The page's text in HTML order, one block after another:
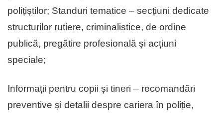
polițiștilor; Standuri tematice – secțiuni dedicate
structurilor rutiere, criminalistice, de ordine
publică, pregătire profesională și acțiuni
speciale;
Informații pentru copii și tineri – recomandări
preventive și detalii despre cariera în poliție,